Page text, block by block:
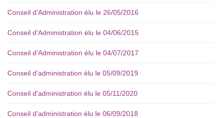
Conseil d'Administration élu le 26/05/2016
Conseil d'Administration élu le 04/06/2015
Conseil d'Administration élu le 04/07/2017
Conseil d'administration élu le 05/09/2019
Conseil d'administration élu le 05/11/2020
Conseil d'administration élu le 06/09/2018